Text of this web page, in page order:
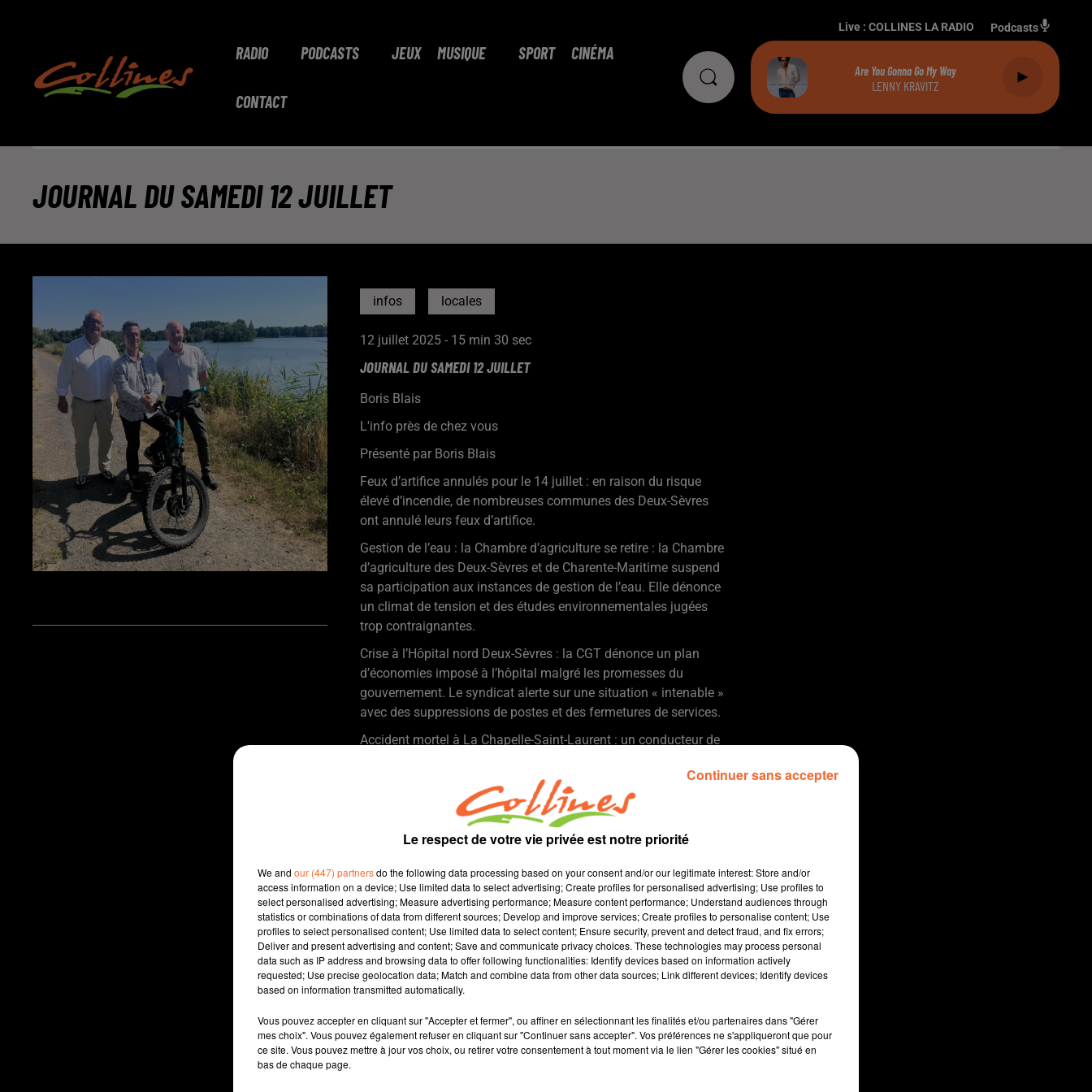
RADIO PODCASTS JEUX MUSIQUE SPORT CINÉMA
CONTACT
Live : COLLINES LA RADIO Podcasts
Are You Gonna Go My Way
LENNY KRAVITZ
JOURNAL DU SAMEDI 12 JUILLET
infos locales
12 juillet 2025 - 15 min 30 sec
JOURNAL DU SAMEDI 12 JUILLET
Boris Blais
L'info près de chez vous
Présenté par Boris Blais
Feux d’artifice annulés pour le 14 juillet : en raison du risque
élevé d’incendie, de nombreuses communes des Deux-Sèvres
ont annulé leurs feux d’artifice.
Gestion de l’eau : la Chambre d’agriculture se retire : la Chambre
d’agriculture des Deux-Sèvres et de Charente-Maritime suspend
sa participation aux instances de gestion de l’eau. Elle dénonce
un climat de tension et des études environnementales jugées
trop contraignantes.
Crise à l’Hôpital nord Deux-Sèvres : la CGT dénonce un plan
d’économies imposé à l’hôpital malgré les promesses du
gouvernement. Le syndicat alerte sur une situation « intenable »
avec des suppressions de postes et des fermetures de services.
Accident mortel à La Chapelle-Saint-Laurent : un conducteur de
cycliste de 75 ans, retrouvé mort. Il est poursuivi pour homicide
involontaire avec délit de fuite et sera jugé le 25 août.
Pescalis : bien plus que la pêche : le site de Moncoutant, réputé
pour la pêche sportive, propose aussi des activités de plein air
espace de loisirs accessible à tous les publics.
Fête de la moule à Bouillé-Loretz : la 18e édition du moules-
frites se tient ce dimanche 13 juillet avec dîner dansant, vedette
surprise et feu d’artifice. L’événement populaire mobilise 55
bénévoles et promet une ambiance festive.
Boyz Basket Camp : un succès pour l’ACNA : le stage de basket
de l’ACNA a réuni 105 jeunes venus de tout le territoire. Il permet
de créer une cohésion d’équipe avant la saison et affiche
complet.
Le respect de votre vie privée est notre priorité
We and our (447) partnersdo the following data processing based on your consent and/or our legitimate interest: Store and/or
access information on a device; Use limited data to select advertising; Create profiles for personalised advertising; Use profiles to
select personalised advertising; Measure advertising performance; Measure content performance; Understand audiences through
statistics or combinations of data from different sources; Develop and improve services; Create profiles to personalise content; Use
profiles to select personalised content; Use limited data to select content; Ensure security, prevent and detect fraud, and fix errors;
Deliver and present advertising and content; Save and communicate privacy choices. These technologies may process personal
data such as IP address and browsing data to offer following functionalities: Identify devices based on information actively
requested; Use precise geolocation data; Match and combine data from other data sources; Link different devices; Identify devices
based on information transmitted automatically.
Vous pouvez accepter en cliquant sur "Accepter et fermer", ou affiner en sélectionnant les finalités et/ou partenaires dans "Gérer
mes choix". Vous pouvez également refuser en cliquant sur "Continuer sans accepter". Vos préférences ne s'appliqueront que pour
ce site. Vous pouvez mettre à jour vos choix, ou retirer votre consentement à tout moment via le lien "Gérer les cookies" situé en
bas de chaque page.
Continuer sans accepter